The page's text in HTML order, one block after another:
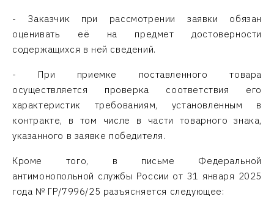
- Заказчик при рассмотрении заявки обязан
оценивать её на предмет достоверности
содержащихся в ней сведений.
- При приемке поставленного товара
осуществляется проверка соответствия его
характеристик требованиям, установленным в
контракте, в том числе в части товарного знака,
указанного в заявке победителя.
Кроме того, в письме Федеральной
антимонопольной службы России от 31 января 2025
года № ГР/7996/25 разъясняется следующее: